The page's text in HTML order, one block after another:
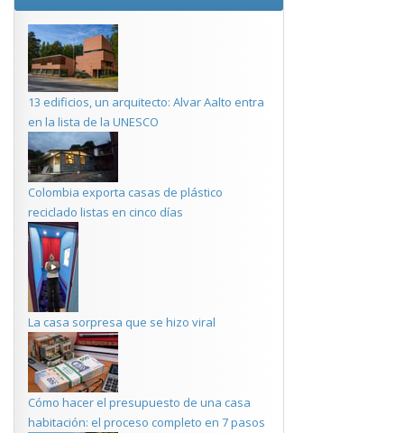
13 edificios, un arquitecto: Alvar Aalto entra
en la lista de la UNESCO
Colombia exporta casas de plástico
reciclado listas en cinco días
La casa sorpresa que se hizo viral
Cómo hacer el presupuesto de una casa
habitación: el proceso completo en 7 pasos